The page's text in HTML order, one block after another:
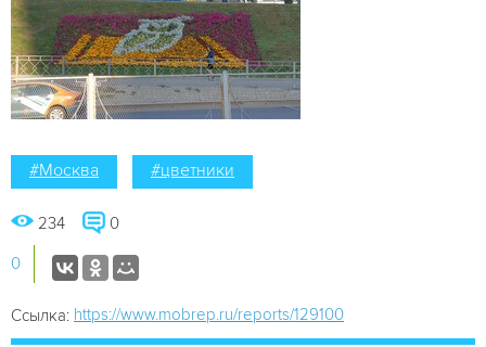
#Москва #цветники
234 0
0
Ссылка: https://www.mobrep.ru/reports/129100